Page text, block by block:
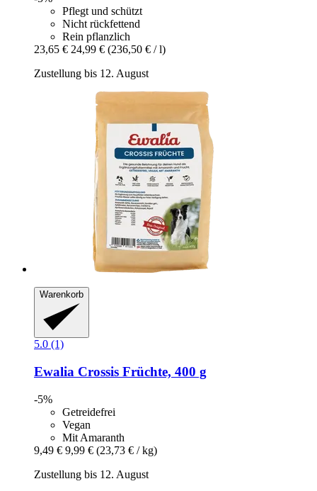
Pflegt und schützt
Nicht rückfettend
Rein pflanzlich
23,65 € 24,99 € (236,50 € / l)
Zustellung bis 12. August
Warenkorb
5.0 (1)
Ewalia Crossis Früchte, 400 g
-5%
Getreidefrei
Vegan
Mit Amaranth
9,49 € 9,99 € (23,73 € / kg)
Zustellung bis 12. August